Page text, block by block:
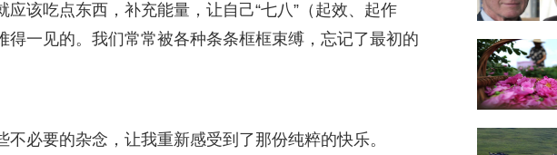
该吃点东西，补充能量，让自己“七八”（起效、起作
一见的。我们常常被各种条条框框束缚，忘记了最初的
必要的杂念，让我重新感受到了那份纯粹的快乐。